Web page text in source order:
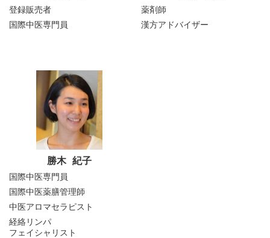
登録販売者
国際中医専門員
薬剤師
漢方アドバイザー
勝木 紀子
国際中医専門員
国際中医薬膳管理師
中医アロマセラピスト
経絡リンパ
フェイシャリスト